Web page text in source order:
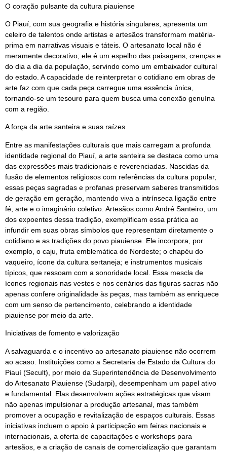
O coração pulsante da cultura piauiense
O Piauí, com sua geografia e história singulares, apresenta um
celeiro de talentos onde artistas e artesãos transformam matéria-
prima em narrativas visuais e táteis. O artesanato local não é
meramente decorativo; ele é um espelho das paisagens, crenças e
do dia a dia da população, servindo como um embaixador cultural
do estado. A capacidade de reinterpretar o cotidiano em obras de
arte faz com que cada peça carregue uma essência única,
tornando-se um tesouro para quem busca uma conexão genuína
com a região.
A força da arte santeira e suas raízes
Entre as manifestações culturais que mais carregam a profunda
identidade regional do Piauí, a arte santeira se destaca como uma
das expressões mais tradicionais e reverenciadas. Nascidas da
fusão de elementos religiosos com referências da cultura popular,
essas peças sagradas e profanas preservam saberes transmitidos
de geração em geração, mantendo viva a intrínseca ligação entre
fé, arte e o imaginário coletivo. Artesãos como André Santeiro, um
dos expoentes dessa tradição, exemplificam essa prática ao
infundir em suas obras símbolos que representam diretamente o
cotidiano e as tradições do povo piauiense. Ele incorpora, por
exemplo, o caju, fruta emblemática do Nordeste; o chapéu do
vaqueiro, ícone da cultura sertaneja; e instrumentos musicais
típicos, que ressoam com a sonoridade local. Essa mescla de
ícones regionais nas vestes e nos cenários das figuras sacras não
apenas confere originalidade às peças, mas também as enriquece
com um senso de pertencimento, celebrando a identidade
piauiense por meio da arte.
Iniciativas de fomento e valorização
A salvaguarda e o incentivo ao artesanato piauiense não ocorrem
ao acaso. Instituições como a Secretaria de Estado da Cultura do
Piauí (Secult), por meio da Superintendência de Desenvolvimento
do Artesanato Piauiense (Sudarpi), desempenham um papel ativo
e fundamental. Elas desenvolvem ações estratégicas que visam
não apenas impulsionar a produção artesanal, mas também
promover a ocupação e revitalização de espaços culturais. Essas
iniciativas incluem o apoio à participação em feiras nacionais e
internacionais, a oferta de capacitações e workshops para
artesãos, e a criação de canais de comercialização que garantam